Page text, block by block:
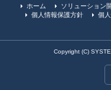
ホーム ソリューション
個人情報保護方針
個
Copyright (C)